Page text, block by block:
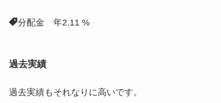
分配金 年2.11 %
過去実績
過去実績もそれなりに高いです。